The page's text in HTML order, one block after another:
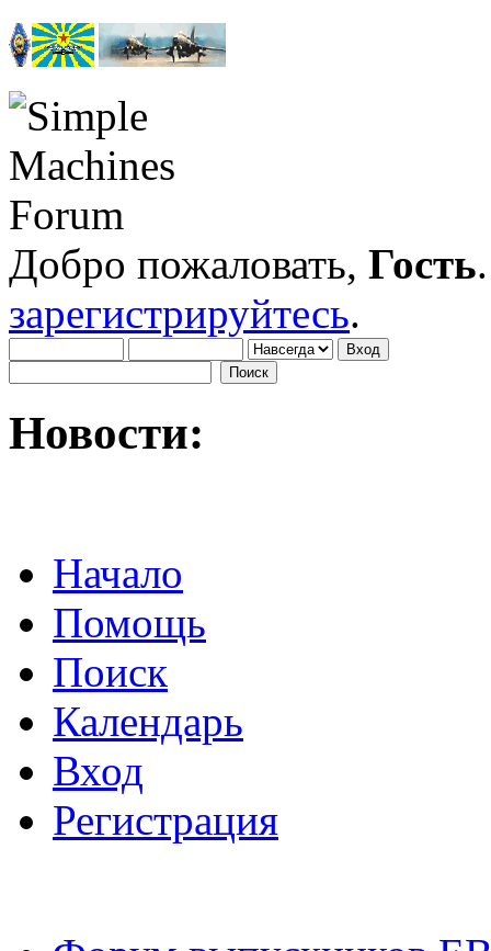
Добро пожаловать, Гость
зарегистрируйтесь.
Новости:
Начало
Помощь
Поиск
Календарь
Вход
Регистрация